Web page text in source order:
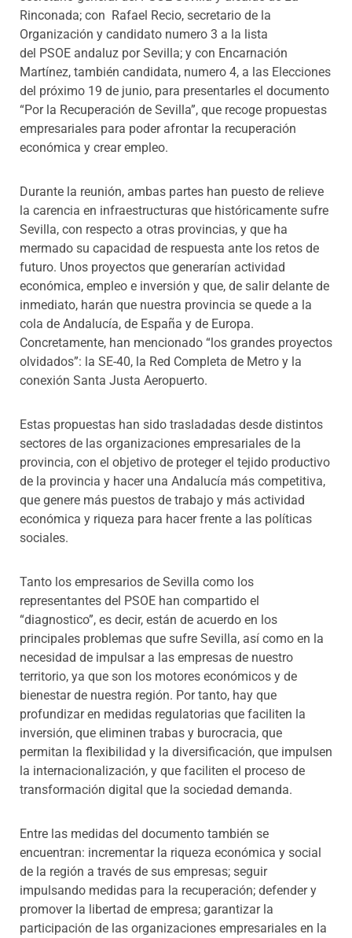
Rinconada; con Rafael Recio, secretario de la
Organización y candidato numero 3 a la lista
del PSOE andaluz por Sevilla; y con Encarnación
Martínez, también candidata, numero 4, a las Elecciones
del próximo 19 de junio, para presentarles el documento
“Por la Recuperación de Sevilla”, que recoge propuestas
empresariales para poder afrontar la recuperación
económica y crear empleo.
Durante la reunión, ambas partes han puesto de relieve
la carencia en infraestructuras que históricamente sufre
Sevilla, con respecto a otras provincias, y que ha
mermado su capacidad de respuesta ante los retos de
futuro. Unos proyectos que generarían actividad
económica, empleo e inversión y que, de salir delante de
inmediato, harán que nuestra provincia se quede a la
cola de Andalucía, de España y de Europa.
Concretamente, han mencionado “los grandes proyectos
olvidados”: la SE-40, la Red Completa de Metro y la
conexión Santa Justa Aeropuerto.
Estas propuestas han sido trasladadas desde distintos
sectores de las organizaciones empresariales de la
provincia, con el objetivo de proteger el tejido productivo
de la provincia y hacer una Andalucía más competitiva,
que genere más puestos de trabajo y más actividad
económica y riqueza para hacer frente a las políticas
sociales.
Tanto los empresarios de Sevilla como los
representantes del PSOE han compartido el
“diagnostico”, es decir, están de acuerdo en los
principales problemas que sufre Sevilla, así como en la
necesidad de impulsar a las empresas de nuestro
territorio, ya que son los motores económicos y de
bienestar de nuestra región. Por tanto, hay que
profundizar en medidas regulatorias que faciliten la
inversión, que eliminen trabas y burocracia, que
permitan la flexibilidad y la diversificación, que impulsen
la internacionalización, y que faciliten el proceso de
transformación digital que la sociedad demanda.
Entre las medidas del documento también se
encuentran: incrementar la riqueza económica y social
de la región a través de sus empresas; seguir
impulsando medidas para la recuperación; defender y
promover la libertad de empresa; garantizar la
participación de las organizaciones empresariales en la